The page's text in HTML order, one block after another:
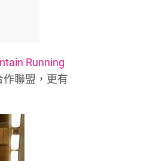
Running
聯盟，更有